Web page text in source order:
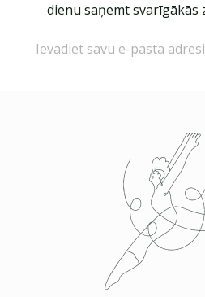
dienu saņemt svarīgākās